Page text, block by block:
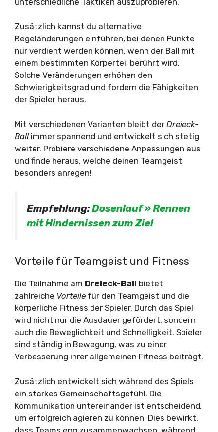
Zusätzlich kannst du alternative
Regeländerungen einführen, bei denen Punkte
nur verdient werden können, wenn der Ball mit
einem bestimmten Körperteil berührt wird.
Solche Veränderungen erhöhen den
Schwierigkeitsgrad und fordern die Fähigkeiten
der Spieler heraus.
Mit verschiedenen Varianten bleibt der Dreieck-
Ballimmer spannend und entwickelt sich stetig
weiter. Probiere verschiedene Anpassungen aus
und finde heraus, welche deinen Teamgeist
besonders anregen!
Empfehlung:Dosenlauf » Rennen
mit Hindernissen zum Ziel
Vorteile für Teamgeist und Fitness
Die Teilnahme am Dreieck-Ball bietet
zahlreiche Vorteile für den Teamgeist und die
körperliche Fitness der Spieler. Durch das Spiel
wird nicht nur die Ausdauer gefördert, sondern
auch die Beweglichkeit und Schnelligkeit. Spieler
sind ständig in Bewegung, was zu einer
Verbesserung ihrer allgemeinen Fitness beiträgt.
Zusätzlich entwickelt sich während des Spiels
ein starkes Gemeinschaftsgefühl. Die
Kommunikation untereinander ist entscheidend,
um erfolgreich agieren zu können. Dies bewirkt,
dass Teams eng zusammenwachsen, während